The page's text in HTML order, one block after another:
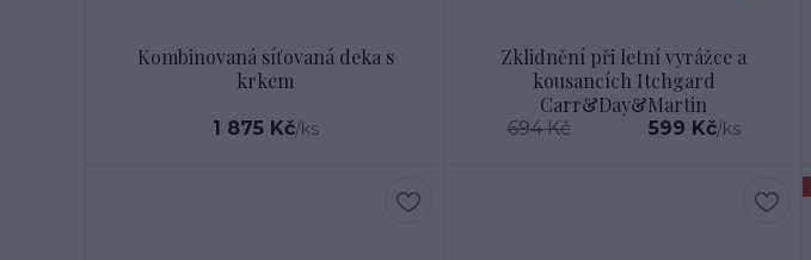
Kombinovaná síťovaná deka s
krkem
1 875 Kč/ks
Zklidnění při letní vyrážce a
kousancích Itchgard
Carr&Day&Martin
694 Kč 599 Kč/ks